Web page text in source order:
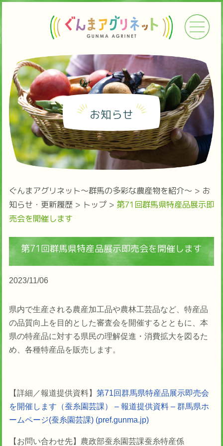
お知らせ
ぐんまアグリネット～群馬の多彩な農産物を紹介～ > お
知らせ・更新履歴> トップ> 第71回群馬県特産品展示即
売会を開催します
第71回群馬県特産品展示即売会を開催します
2023/11/06
県内で生産される農産加工品や農林工芸品など、特産品
の品質向上を目的とした審査会を開催するとともに、本
県の特産品に対する県民の理解促進・消費拡大を図るた
め、各種特産品を販売します。
【詳細／報道提供資料】 第71回群馬県特産品展示即売会
を開催します（蚕糸園芸課） – 報道提供資料 – 群馬県ホ
ームページ(蚕糸園芸課) (pref.gunma.jp)
【お問い合わせ先】 農政部蚕糸園芸課蚕糸特産係